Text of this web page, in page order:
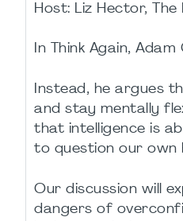
Host: Liz Hector,
In Think Again,
Instead, he argues
and stay mentally
that intelligence is
to question our own
Our discussion will
dangers of